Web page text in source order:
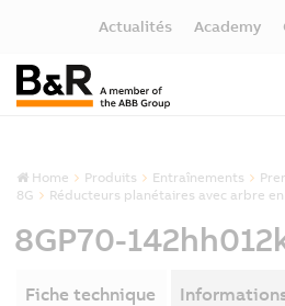
Actualités Academy
Home Produits Entraînements
8G
Réducteurs planétaires avec arbre
8GP70-
Fiche technique